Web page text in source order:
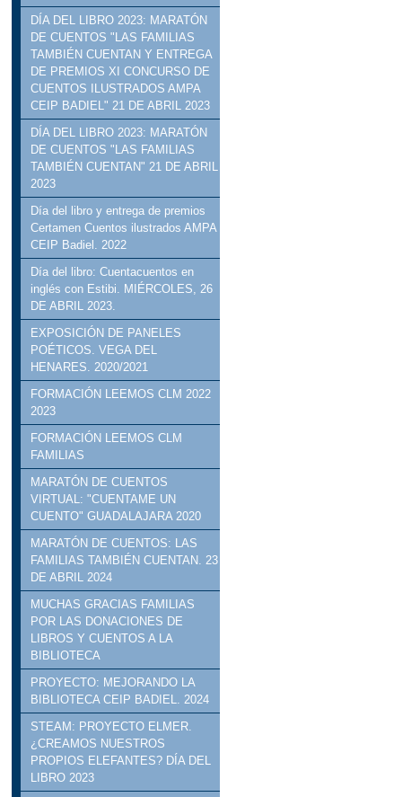
DÍA DEL LIBRO 2023: MARATÓN
DE CUENTOS "LAS FAMILIAS
TAMBIÉN CUENTAN Y ENTREGA
DE PREMIOS XI CONCURSO DE
CUENTOS ILUSTRADOS AMPA
CEIP BADIEL" 21 DE ABRIL 2023
DÍA DEL LIBRO 2023: MARATÓN
DE CUENTOS "LAS FAMILIAS
TAMBIÉN CUENTAN" 21 DE ABRIL
2023
Día del libro y entrega de premios
Certamen Cuentos ilustrados AMPA
CEIP Badiel. 2022
Día del libro: Cuentacuentos en
inglés con Estibi. MIÉRCOLES, 26
DE ABRIL 2023.
EXPOSICIÓN DE PANELES
POÉTICOS. VEGA DEL
HENARES. 2020/2021
FORMACIÓN LEEMOS CLM 2022
2023
FORMACIÓN LEEMOS CLM
FAMILIAS
MARATÓN DE CUENTOS
VIRTUAL: "CUENTAME UN
CUENTO" GUADALAJARA 2020
MARATÓN DE CUENTOS: LAS
FAMILIAS TAMBIÉN CUENTAN. 23
DE ABRIL 2024
MUCHAS GRACIAS FAMILIAS
POR LAS DONACIONES DE
LIBROS Y CUENTOS A LA
BIBLIOTECA
PROYECTO: MEJORANDO LA
BIBLIOTECA CEIP BADIEL. 2024
STEAM: PROYECTO ELMER.
¿CREAMOS NUESTROS
PROPIOS ELEFANTES? DÍA DEL
LIBRO 2023